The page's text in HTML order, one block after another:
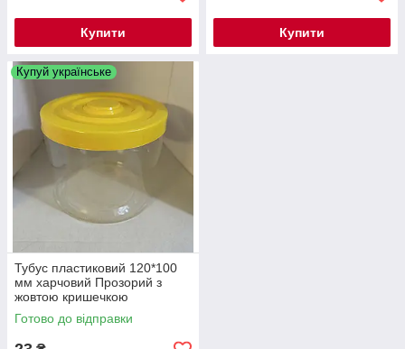
Купити Купити
Купуй українське
Тубус пластиковий 120*100
мм харчовий Прозорий з
жовтою кришечкою
Готово до відправки